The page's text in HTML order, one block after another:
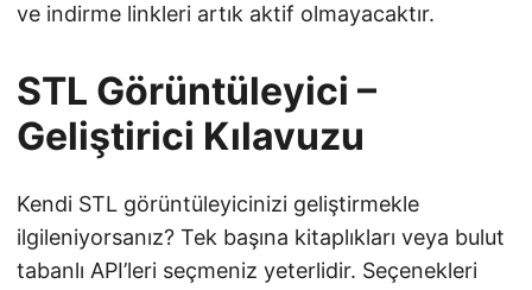
ve indirme linkleri artık aktif olmayacaktır.
STL Görüntüleyici –
Geliştirici Kılavuzu
Kendi STL görüntüleyicinizi geliştirmekle
ilgileniyorsanız? Tek başına kitaplıkları veya bulut
tabanlı API’leri seçmeniz yeterlidir. Seçenekleri